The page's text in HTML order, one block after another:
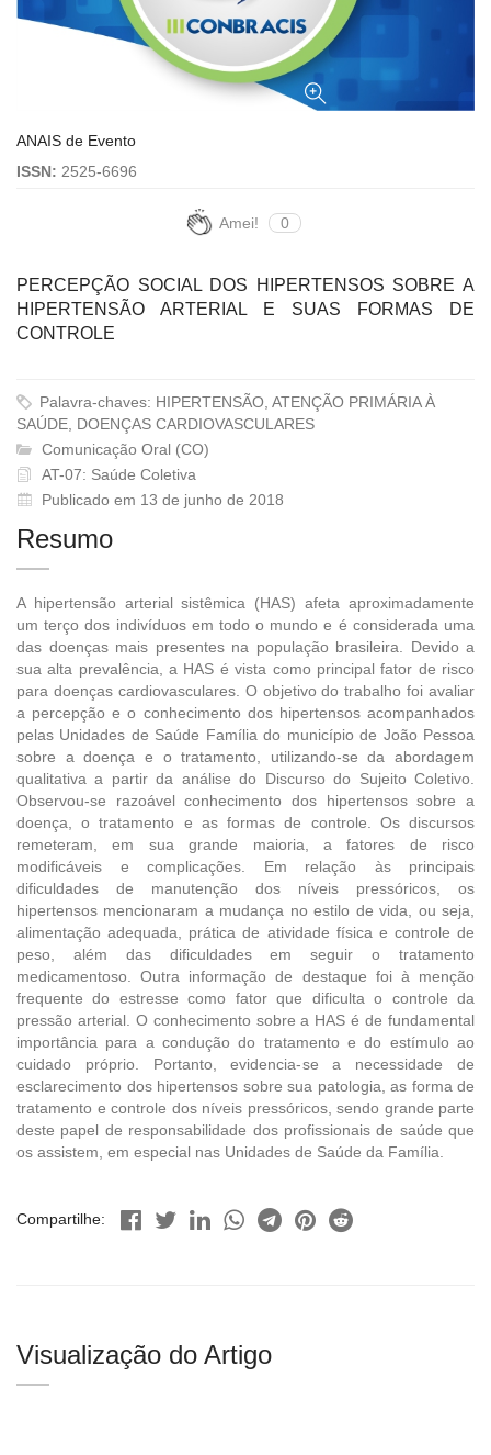
ANAIS de Evento
ISSN: 2525-6696
Amei! 0
PERCEPÇÃO SOCIAL DOS HIPERTENSOS SOBRE A
HIPERTENSÃO ARTERIAL E SUAS FORMAS DE
CONTROLE
Palavra-chaves: HIPERTENSÃO, ATENÇÃO PRIMÁRIA À
SAÚDE, DOENÇAS CARDIOVASCULARES
Comunicação Oral (CO)
AT-07: Saúde Coletiva
Publicado em 13 de junho de 2018
Resumo
A hipertensão arterial sistêmica (HAS) afeta aproximadamente
um terço dos indivíduos em todo o mundo e é considerada uma
das doenças mais presentes na população brasileira. Devido a
sua alta prevalência, a HAS é vista como principal fator de risco
para doenças cardiovasculares. O objetivo do trabalho foi avaliar
a percepção e o conhecimento dos hipertensos acompanhados
pelas Unidades de Saúde Família do município de João Pessoa
sobre a doença e o tratamento, utilizando-se da abordagem
qualitativa a partir da análise do Discurso do Sujeito Coletivo.
Observou-se razoável conhecimento dos hipertensos sobre a
doença, o tratamento e as formas de controle. Os discursos
remeteram, em sua grande maioria, a fatores de risco
modificáveis e complicações. Em relação às principais
dificuldades de manutenção dos níveis pressóricos, os
hipertensos mencionaram a mudança no estilo de vida, ou seja,
alimentação adequada, prática de atividade física e controle de
peso, além das dificuldades em seguir o tratamento
medicamentoso. Outra informação de destaque foi à menção
frequente do estresse como fator que dificulta o controle da
pressão arterial. O conhecimento sobre a HAS é de fundamental
importância para a condução do tratamento e do estímulo ao
cuidado próprio. Portanto, evidencia-se a necessidade de
esclarecimento dos hipertensos sobre sua patologia, as forma de
tratamento e controle dos níveis pressóricos, sendo grande parte
deste papel de responsabilidade dos profissionais de saúde que
os assistem, em especial nas Unidades de Saúde da Família.
Compartilhe:
Visualização do Artigo